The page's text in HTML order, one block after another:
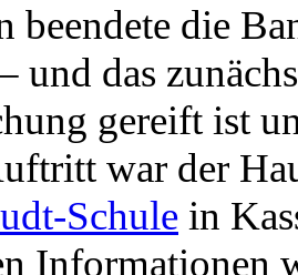
beendete die
und das
gereift ist
war der
Schule in
Informationen